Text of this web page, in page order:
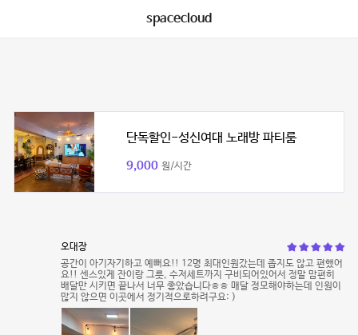
spacecloud
단독할인-성신여대 노래방 파티룸
9,000 원/시간
오대장
공간이 아기자기하고 예뻐요!! 12명 최대인원갔는데 좁지도 않고 편했어
요!! 센스있게 잔이랑 그릇, 수저세트까지 구비되어있어서 정말 맘편히
배달만 시키면 끝나서 너무 좋았습니다ㅎㅎ 매달 정모해야하는데 인원이
많지 않으면 이곳에서 정기적으로하려구요: )